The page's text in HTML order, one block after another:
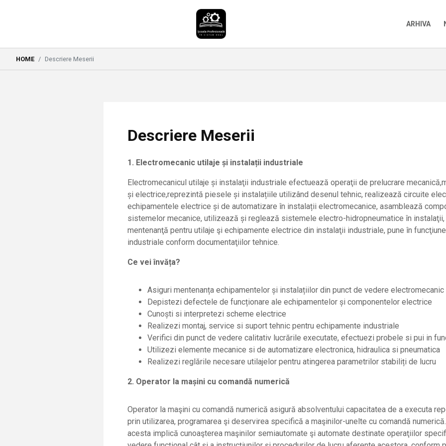
ARHIVA
HOME Descriere Meserii
Descriere Meserii
1. Electromecanic utilaje și instalații industriale
Electromecanicul utilaje şi instalaţii industriale efectuează operaţii de prelucrare
și electrice,reprezintă piesele și instalațiile utilizând desenul tehnic, realizează circuite
echipamentele electrice şi de automatizare în instalații electromecanice, asamblează
sistemelor mecanice, utilizează și reglează sistemele electro-hidropneumatice în
mentenanţă pentru utilaje şi echipamente electrice din instalaţii industriale, pune în
industriale conform documentaţiilor tehnice.
Ce veiînvăța?
Asiguri mentenanța echipamentelor și instalațiilor din punct de vedere
Depistezi defectele de funcționare ale echipamentelor și componentelor electrice
Cunoști si interpretezi scheme electrice
Realizezi montaj, service si suport tehnic pentru echipamente industriale
Verifici din punct de vedere calitativ lucrările executate, efectuezi probele si pui in
Utilizezi elemente mecanice si de automatizare electronica, hidraulica si pneumatica
Realizezi reglările necesare utilajelor pentru atingerea parametrilor stabiliți de lucru
2. Operator la mașini cu comandă numerică
Operator la maşini cu comandă numerică asigură absolventului capacitatea de a executa
prin utilizarea, programarea şi deservirea specifică a maşinilor-unelte cu comandă
acesta implică cunoaşterea maşinilor semiautomate şi automate destinate operaţiilor